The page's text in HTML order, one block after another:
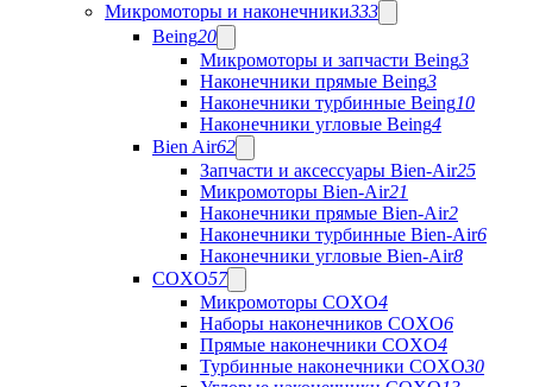
Микромоторы и наконечники333
Being20
Микромоторы и запчасти Being3
Наконечники прямые Being3
Наконечники турбинные Being10
Наконечники угловые Being4
Bien Air62
Запчасти и аксессуары Bien-Air25
Микромоторы Bien-Air21
Наконечники прямые Bien-Air2
Наконечники турбинные Bien-Air6
Наконечники угловые Bien-Air8
COXO57
Микромоторы COXO4
Наборы наконечников COXO6
Прямые наконечники COXO4
Турбинные наконечники COXO30